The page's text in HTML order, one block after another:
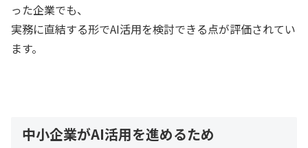
った企業でも、
実務に直結する形でAI活用を検討できる点が評価されてい
ます。
中小企業がAI活用を進めるため